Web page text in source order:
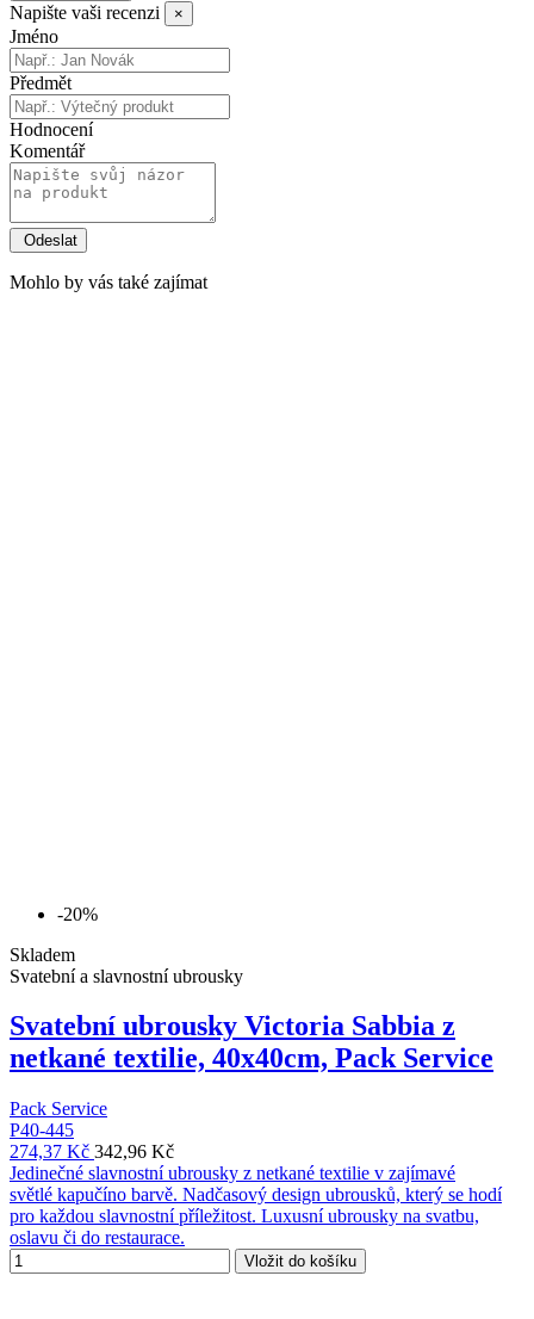
Napište vaši recenzi ×
Jméno
Předmět
Hodnocení
Komentář
Mohlo by vás také zajímat
-20%
Skladem
Svatební a slavnostní ubrousky
Svatební ubrousky Victoria Sabbia z
netkané textilie, 40x40cm, Pack Service
Pack Service
P40-445
274,37 Kč 342,96 Kč
Jedinečné slavnostní ubrousky z netkané textilie v zajímavé
světlé kapučíno barvě. Nadčasový design ubrousků, který se hodí
pro každou slavnostní příležitost. Luxusní ubrousky na svatbu,
oslavu či do restaurace.
Vložit do košíku